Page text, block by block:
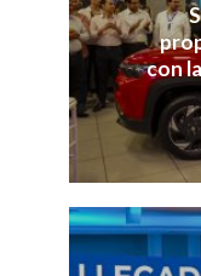
con